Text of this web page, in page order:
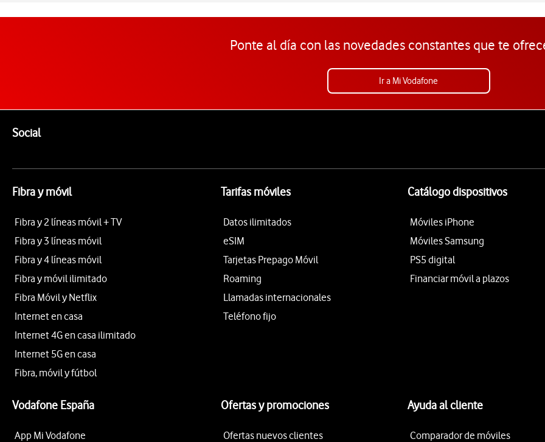
Ponte al día con las novedades constantes que te
Ir a Mi Vodafone
SocialEnlaces a las redes sociales de Vodafone
Fibra y móvil
Fibra y 2 líneas móvil + TV
Fibra y 3 líneas móvil
Fibra y 4 líneas móvil
Fibra y móvil ilimitado
Fibra Móvil y Netflix
Internet en casa
Internet 4G en casa ilimitado
Internet 5G en casa
Fibra, móvil y fútbol
Tarifas móviles
Datos ilimitados
eSIM
Tarjetas Prepago Móvil
Roaming
Llamadas internacionales
Teléfono fijo
Catálogo dispositivos
Móviles iPhone
Móviles Samsung
PS5 digital
Financiar móvil a plazos
Vodafone España
App Mi Vodafone
Ofertas y promociones
Ofertas nuevos clientes
Ayuda al cliente
Comparador de móviles